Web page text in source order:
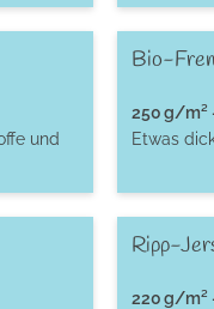
und
Bio-
250 g/m²
Etwas
Ripp-
220 g/m²